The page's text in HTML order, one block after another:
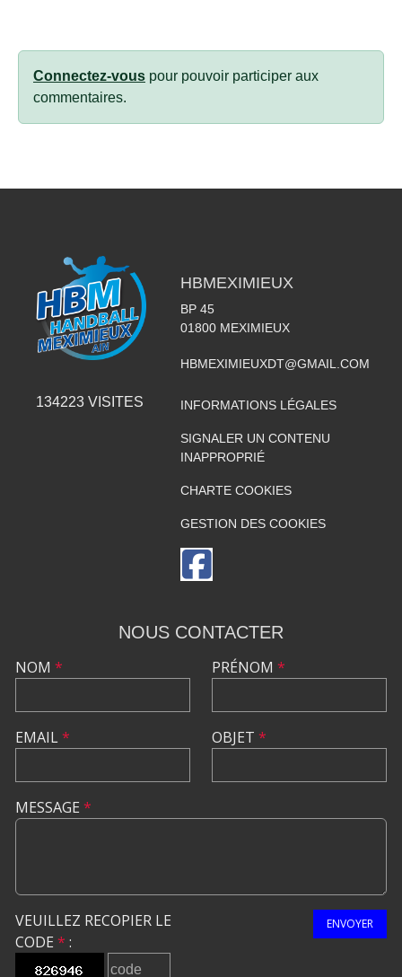
Connectez-vous pour pouvoir participer aux
commentaires.
134223 VISITES
HBMEXIMIEUX
BP 45
01800 MEXIMIEUX
HBMEXIMIEUXDT@GMAIL.COM
INFORMATIONS LÉGALES
SIGNALER UN CONTENU
INAPPROPRIÉ
CHARTE COOKIES
GESTION DES COOKIES
NOUS CONTACTER
NOM *
EMAIL*
PRÉNOM *
OBJET *
MESSAGE *
VEUILLEZ RECOPIER LE
CODE * :
ENVOYER